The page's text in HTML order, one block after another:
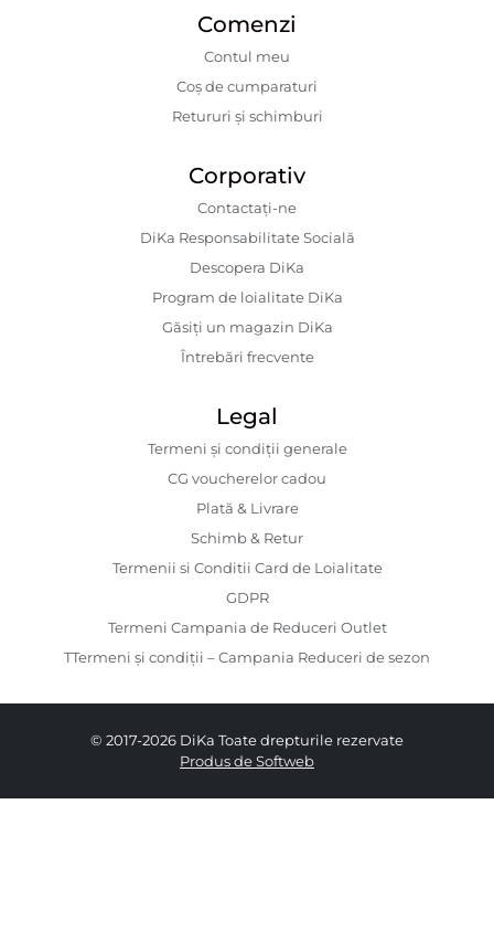
Comenzi
Contul meu
Coș de cumparaturi
Retururi și schimburi
Corporativ
Contactaţi-ne
DiKa Responsabilitate Socială
Descopera DiKa
Program de loialitate DiKa
Găsiți un magazin DiKa
Întrebări frecvente
Legal
Termeni și condiții generale
CG voucherelor cadou
Plată & Livrare
Schimb & Retur
Termenii si Conditii Card de Loialitate
GDPR
Termeni Campania de Reduceri Outlet
TTermeni și condiții – Campania Reduceri de sezon
© 2017-2026 DiKa Toate drepturile rezervate
Produs de Softweb